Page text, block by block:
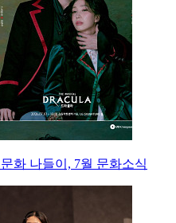
화 나들이, 7월 문화소식